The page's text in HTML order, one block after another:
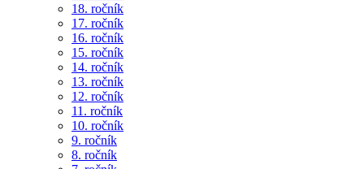
18. ročník
17. ročník
16. ročník
15. ročník
14. ročník
13. ročník
12. ročník
11. ročník
10. ročník
9. ročník
8. ročník